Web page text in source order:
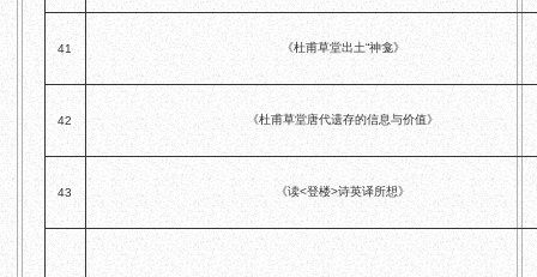
41 《杜甫草堂出土“神龛》
42 《杜甫草堂唐代遗存的信息与价值》
43 《读<登楼>诗英译所想》